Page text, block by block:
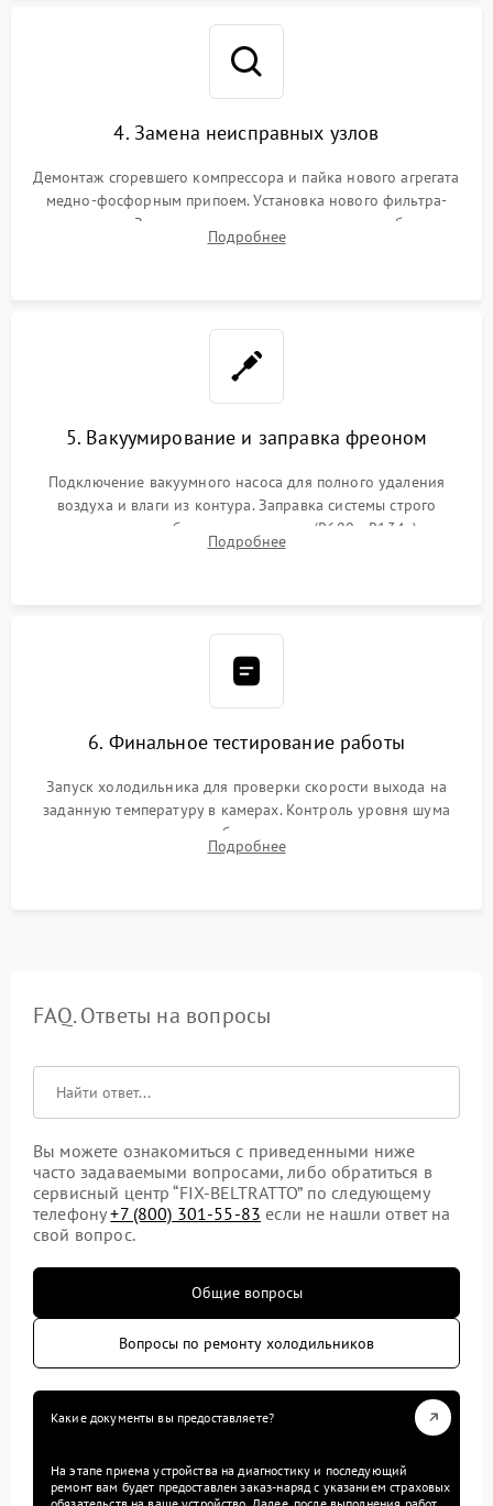
4. Замена неисправных узлов
Демонтаж сгоревшего компрессора и пайка нового агрегата
медно-фосфорным припоем. Установка нового фильтра-
осушителя. Замена изношенных вентиляторов обдува,
сломанных заслонок или поврежденных дверных петель.
Подробнее
5. Вакуумирование и заправка фреоном
Подключение вакуумного насоса для полного удаления
воздуха и влаги из контура. Заправка системы строго
дозированным объемом хладагента (R600a, R134a) по
электронным весам. Контроль рабочего давления в системе.
Подробнее
6. Финальное тестирование работы
Запуск холодильника для проверки скорости выхода на
заданную температуру в камерах. Контроль уровня шума
компрессора, отсутствия обмерзания стенок и корректного
срабатывания системы автоматической оттайки.
Подробнее
FAQ. Ответы на вопросы
Вы можете ознакомиться с приведенными ниже
часто задаваемыми вопросами, либо обратиться в
сервисный центр “FIX-BELTRATTO” по следующему
телефону+7 (800) 301-55-83 если не нашли ответ на
свой вопрос.
Общие вопросы
Вопросы по ремонту холодильников
Какие документы вы предоставляете?
На этапе приема устройства на диагностику и последующий
ремонт вам будет предоставлен заказ-наряд с указанием страховых